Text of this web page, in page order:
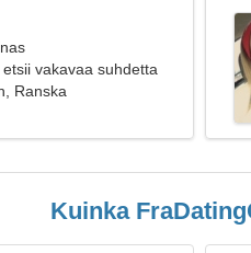
vakavaa suhdetta
Ranska
Kuinka